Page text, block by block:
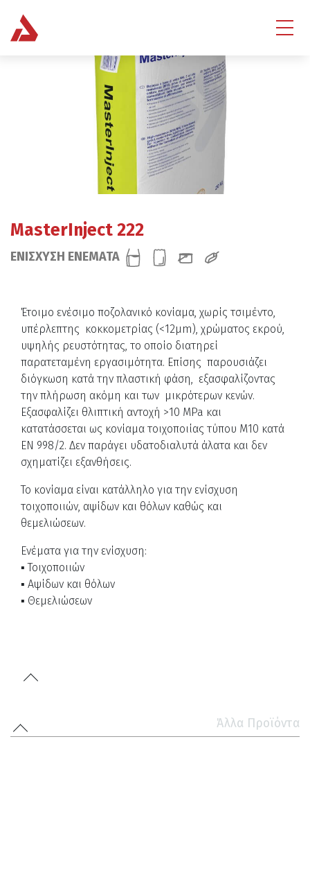
MasterInject 222
ΕΝΙΣΧΥΣΗ ΕΝΕΜΑΤΑ
Έτοιμο ενέσιμο ποζολανικό κονίαμα, χωρίς τσιμέντο,
υπέρλεπτης κοκκομετρίας (<12μm), χρώματος εκρού,
υψηλής ρευστότητας, το οποίο διατηρεί
παρατεταμένη εργασιμότητα. Επίσης παρουσιάζει
διόγκωση κατά την πλαστική φάση, εξασφαλίζοντας
την πλήρωση ακόμη και των μικρότερων κενών.
Εξασφαλίζει θλιπτική αντοχή >10 MPa και
κατατάσσεται ως κονίαμα τοιχοποιίας τύπου M10 κατά
EN 998/2. Δεν παράγει υδατοδιαλυτά άλατα και δεν
σχηματίζει εξανθήσεις.
Το κονίαμα είναι κατάλληλο για την ενίσχυση
τοιχοποιιών, αψίδων και θόλων καθώς και
θεμελιώσεων.
Ενέματα για την ενίσχυση:
▪ Τοιχοποιιών
▪ Αψίδων και θόλων
▪ Θεμελιώσεων
Άλλα Προϊόντα